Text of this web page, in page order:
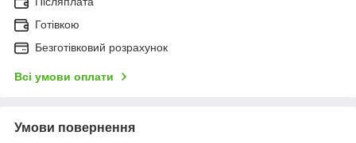
Готівкою
Безготівковий розрахунок
Всі умови оплати
Умови повернення